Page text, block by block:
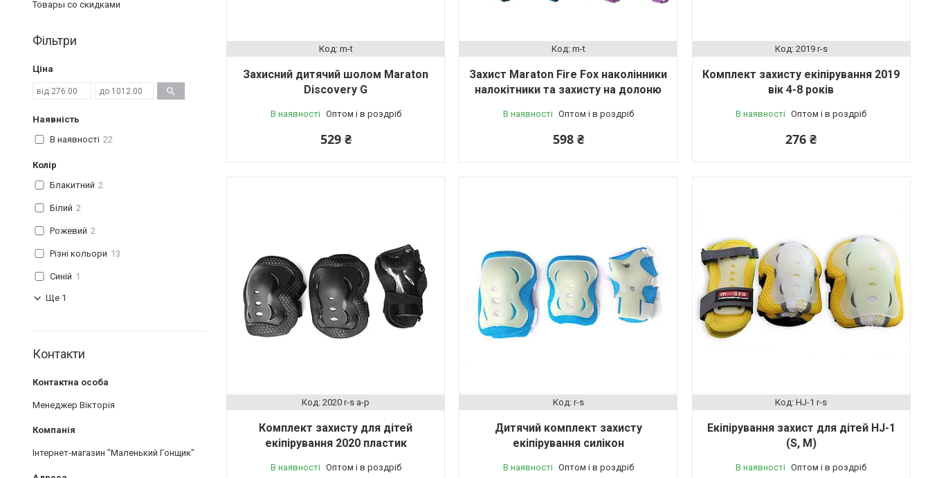
m-t
Захисний дитячий шолом Maraton
Discovery G
В наявності Оптом і в роздріб
529 ₴
m-t
Захист Maraton Fire Fox наколінники
налокітники та захисту на долоню
В наявності Оптом і в роздріб
598 ₴
2019 r-s
Комплект захисту екіпірування 2019
вік 4-8 років
В наявності Оптом і в роздріб
276 ₴
2020 r-s a-p
Комплект захисту для дітей
екіпірування 2020 пластик
В наявності Оптом і в роздріб
r-s
Дитячий комплект захисту
екіпірування силікон
В наявності Оптом і в роздріб
HJ-1 r-s
Екіпірування захист для дітей HJ-1
(S, M)
В наявності Оптом і в роздріб
Товары со скидками
Фільтри
Ціна
Наявність
В наявності 22
Колір
Блакитний 2
Білий 2
Рожевий 2
Різні кольори 13
Синій 1
Ще 1
Контакти
Менеджер Вікторія
Інтернет-магазин "Маленький Гонщик"